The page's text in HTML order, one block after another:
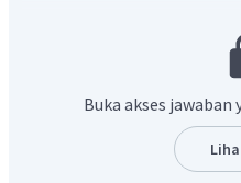
panas jika tangan berada
tangan berada di atas
nyala lilin karena
bergerak ke atas tidak
Buka akses